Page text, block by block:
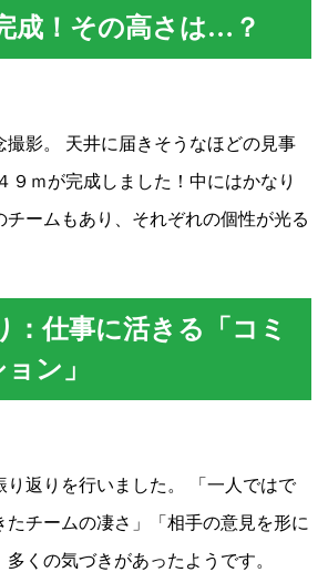
成！その高さは…？
撮影。 天井に届きそうなほどの見事
９ｍが完成しました！中にはかなり
チームもあり、それぞれの個性が光る
：仕事に活きる「コミ
ン」
り返りを行いました。 「一人ではで
たチームの凄さ」「相手の意見を形に
くの気づきがあったようです。